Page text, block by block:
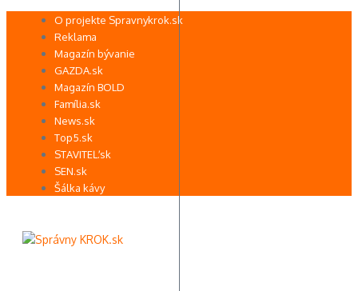
Preskočiť O projekte Spravnykrok.sk
Reklama
Magazín bývanie
GAZDA.sk
Magazín BOLD
Família.sk
News.sk
Top5.sk
STAVITEĽ.sk
SEN.sk
Šálka kávy